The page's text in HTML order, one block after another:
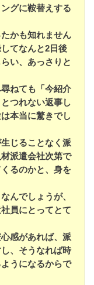
グに鞍替えする
かも知れません
てなんと2日後
い、あっさりと
ねても「今紹介
つれない返事し
本当に驚きでし
じることなく派
派遣会社次第で
るのかと、身を
んでしょうが、
員にとってとて
感があれば、派
、そうなれば時
うになるからで